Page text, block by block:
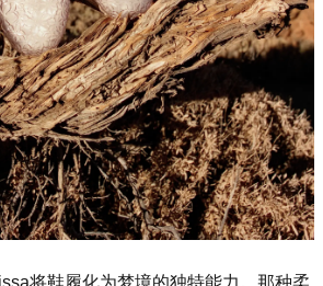
将鞋履化为梦境的独特能力。那种柔